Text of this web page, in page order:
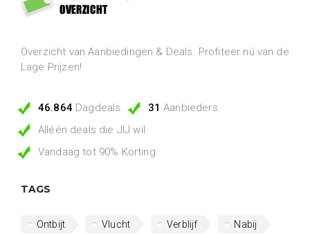
Overzicht van Aanbiedingen & Deals. Profiteer nú van de
Lage Prijzen!
46.864Dagdeals. 31 Aanbieders.
Alléén deals die JIJ wil.
Vandaag tot 90% Korting.
TAGS
Ontbijt Vlucht Verblijf Nabij